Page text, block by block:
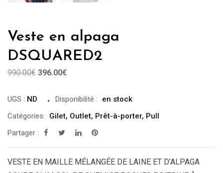
Veste en alpaga
DSQUARED2
990.00€ Le
initial
était :
990.00€.
396.00€Le
actuel
est :
396.00€.
UGS : ND Disponibilité :
en stock
Catégories:
Gilet, Outlet, Prêt-à-porter, Pull
Partager :
VESTE EN MAILLE MÉLANGÉE DE LAINE ET D’ALPAGA